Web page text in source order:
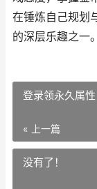
在锤炼自己规划
的深层乐趣之一。
登录领永久属
« 上一篇
没有了！